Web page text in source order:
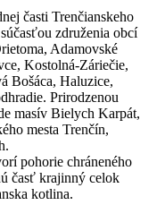
časti Trenčianskeho
združenia obcí
Adamovské
Kostolná-Záriečie,
Bošáca, Haluzice,
Prirodzenou
masív Bielych Karpát,
mesta Trenčín,
pohorie chráneného
časť krajinný celok
kotlina.